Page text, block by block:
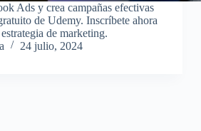
Ads y crea campañas efectivas
de Udemy. Inscríbete ahora
de marketing.
24 julio, 2024